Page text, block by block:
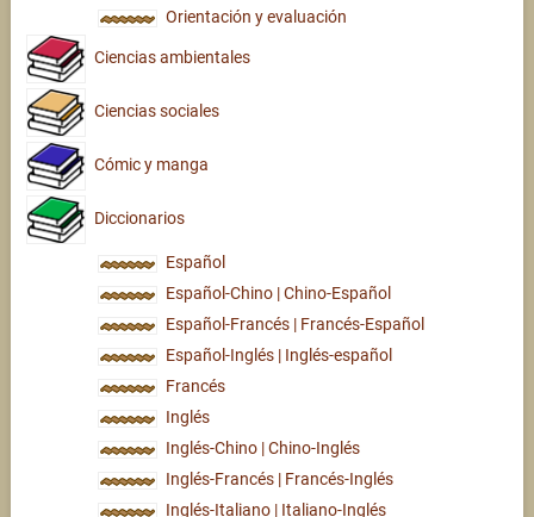
Orientación y evaluación
Ciencias ambientales
Ciencias sociales
Cómic y manga
Diccionarios
Español
Español-Chino | Chino-Español
Español-Francés | Francés-Español
Español-Inglés | Inglés-español
Francés
Inglés
Inglés-Chino | Chino-Inglés
Inglés-Francés | Francés-Inglés
Inglés-Italiano | Italiano-Inglés